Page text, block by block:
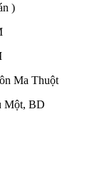
)
Ma Thuột
Một, BD